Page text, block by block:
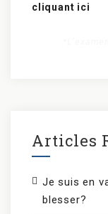
cliquant ici
Articles
Je suis en
blesser?